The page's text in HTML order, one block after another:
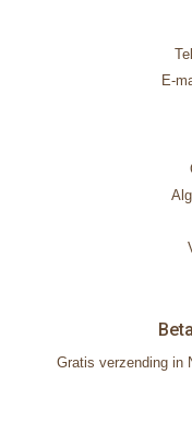
E-
Gratis verzending in